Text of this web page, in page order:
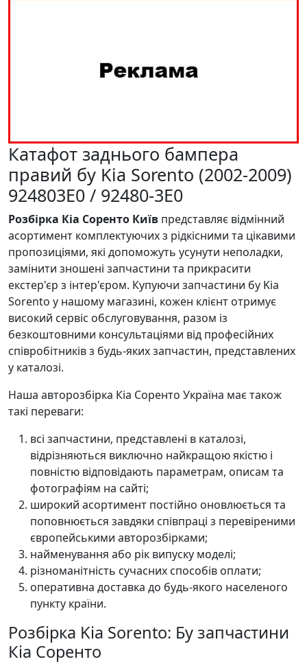
Катафот заднього бампера
правий бу Kia Sorento (2002-2009)
924803E0 / 92480-3E0
Розбірка Кіа Соренто Київ представляє відмінний
асортимент комплектуючих з рідкісними та цікавими
пропозиціями, які допоможуть усунути неполадки,
замінити зношені запчастини та прикрасити
екстер'єр з інтер'єром. Купуючи запчастини бу Kia
Sorento у нашому магазині, кожен клієнт отримує
високий сервіс обслуговування, разом із
безкоштовними консультаціями від професійних
співробітників з будь-яких запчастин, представлених
у каталозі.
Наша авторозбірка Кіа Соренто Україна має також
такі переваги:
всі запчастини, представлені в каталозі,
відрізняються виключно найкращою якістю і
повністю відповідають параметрам, описам та
фотографіям на сайті;
широкий асортимент постійно оновлюється та
поповнюється завдяки співпраці з перевіреними
європейськими авторозбірками;
найменування або рік випуску моделі;
різноманітність сучасних способів оплати;
оперативна доставка до будь-якого населеного
пункту країни.
Розбірка Kia Sorento: Бу запчастини
Кіа Соренто